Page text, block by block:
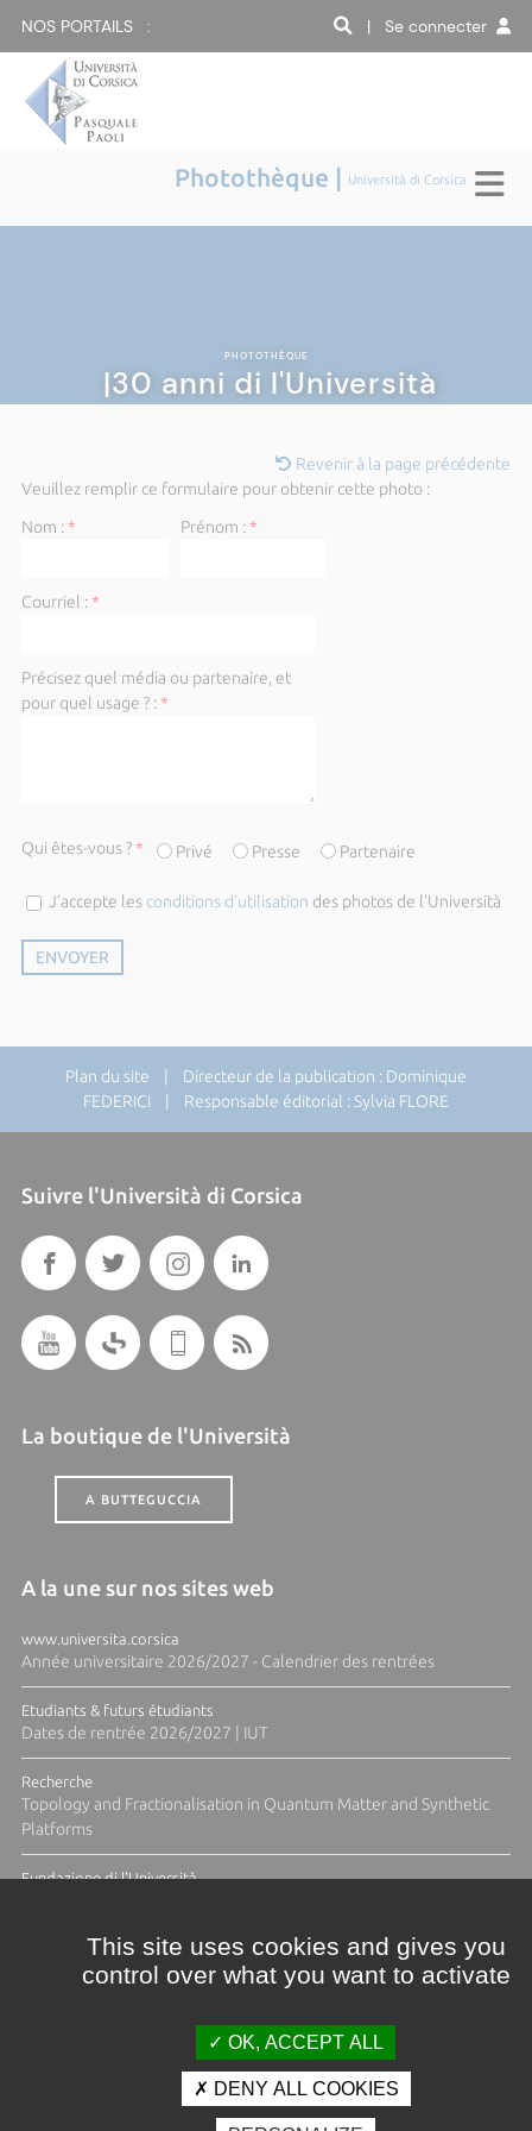
NOS PORTAILS : | Se connecter
Photothèque | Università di Corsica
PHOTOTHÈQUE
|30 anni di l'Università
Revenir à la page précédente
Veuillez remplir ce formulaire pour obtenir cette photo :
Nom :* Prénom :*
Courriel :*
Précisez quel média ou partenaire, et
pour quel usage ? :*
Qui êtes-vous ?* Privé Presse Partenaire
J’accepte les conditions d’utilisation des photos de l'Università
Plan du site | Directeur de la publication : Dominique
FEDERICI | Responsable éditorial : Sylvia FLORE
Suivre l'Università di Corsica
La boutique de l'Università
A BUTTEGUCCIA
A la une sur nos sites web
www.universita.corsica
Année universitaire 2026/2027 - Calendrier des rentrées
Etudiants & futurs étudiants
Dates de rentrée 2026/2027 | IUT
Recherche
Topology and Fractionalisation in Quantum Matter and Synthetic
Platforms
Fundazione di l'Università
Crédits et mentions légales
This site uses cookies and gives you
control over what you want to activate
OK, ACCEPT ALL
DENY ALL COOKIES